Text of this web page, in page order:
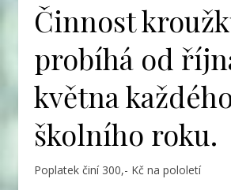
Činnost
probíhá od
května
školního roku.
Poplatek činí 300,- Kč na pololetí